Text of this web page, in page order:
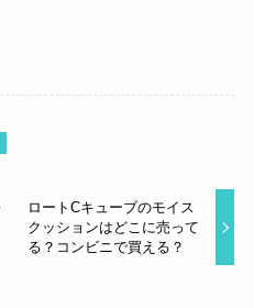
ロートCキューブのモイス
クッションはどこに売って
る？コンビニで買える？